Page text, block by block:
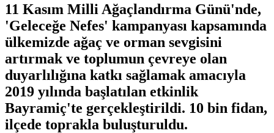
11 Kasım Milli Ağaçlandırma Günü'nde,
'Geleceğe Nefes' kampanyası kapsamında
ülkemizde ağaç ve orman sevgisini
artırmak ve toplumun çevreye olan
duyarlılığına katkı sağlamak amacıyla
2019 yılında başlatılan etkinlik
Bayramiç'te gerçekleştirildi. 10 bin fidan,
ilçede toprakla buluşturuldu.